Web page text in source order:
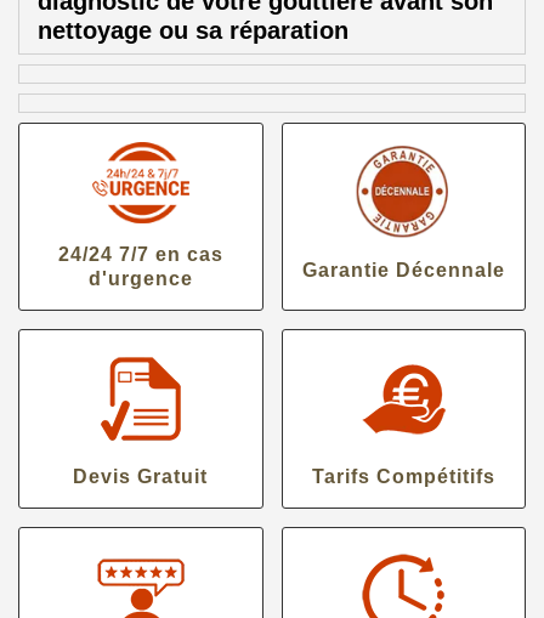
nettoyage ou sa réparation
24/24 7/7 en cas
d'urgence
Garantie Décennale
Devis Gratuit Tarifs Compétitifs